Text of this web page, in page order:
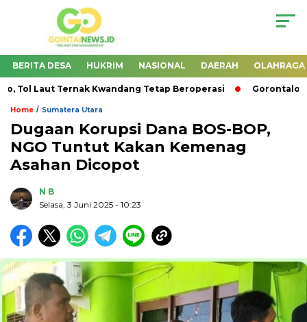
BERITA DESA HUKRIM NASIONAL DAERAH OLAHRAGA
Laut Ternak Kwandang Tetap Beroperasi Gorontalo
Home / Sumatera Utara
Dugaan Korupsi Dana BOS-BOP,
NGO Tuntut Kakan Kemenag
Asahan Dicopot
N B
Selasa, 3 Juni 2025 - 10:23